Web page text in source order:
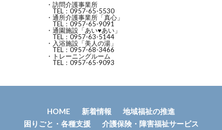
・訪問介護事業所
TEL：0957-65-5530
・通所介護事業所「真心」
TEL：0957-65-9091
・通園施設「あい♥あい」
TEL：0957-63-5144
・入浴施設「美人の湯」
TEL：0957-68-3466
・トレーニングルーム
TEL：0957-65-9093
HOME 新着情報
地域福祉の推進
困りごと・各種支援
介護保険・障害福祉サービス